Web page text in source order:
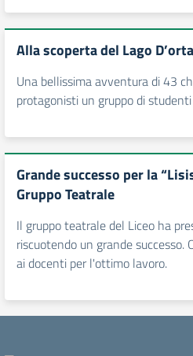
Alla scoperta del Lago D’orta
Una bellissima avventura di 43
protagonisti un gruppo di
Grande successo per la
Gruppo Teatrale
Il gruppo teatrale del Liceo ha
riscuotendo un grande
ai docenti per l'ottimo lavoro.